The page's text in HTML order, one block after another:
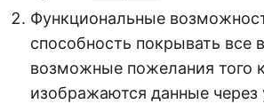
Функциональные
способность покрывать все
возможные пожелания того
изображаются данные через